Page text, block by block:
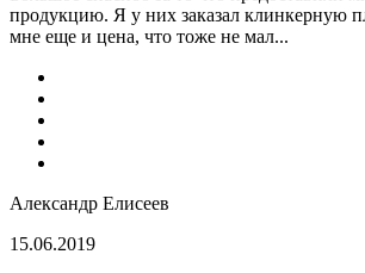
продукцию. Я у них заказал клинкерную
мне еще и цена, что тоже не мал...
Александр Елисеев
15.06.2019